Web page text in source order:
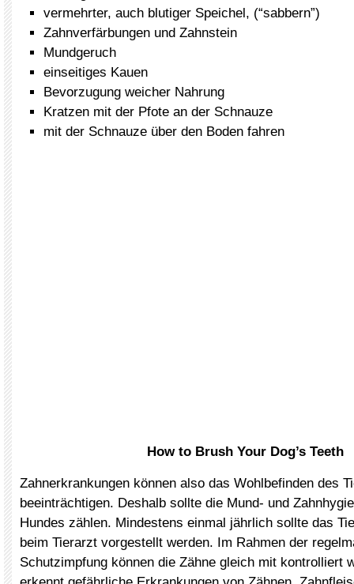
vermehrter, auch blutiger Speichel, (“sabbern”)
Zahnverfärbungen und Zahnstein
Mundgeruch
einseitiges Kauen
Bevorzugung weicher Nahrung
Kratzen mit der Pfote an der Schnauze
mit der Schnauze über den Boden fahren
How to Brush Your Dog’s Teeth
Zahnerkrankungen können also das Wohlbefinden des
beeinträchtigen. Deshalb sollte die Mund- und
Hundes zählen. Mindestens einmal jährlich sollte das
beim Tierarzt vorgestellt werden. Im Rahmen der
Schutzimpfung können die Zähne gleich mit kontrolliert